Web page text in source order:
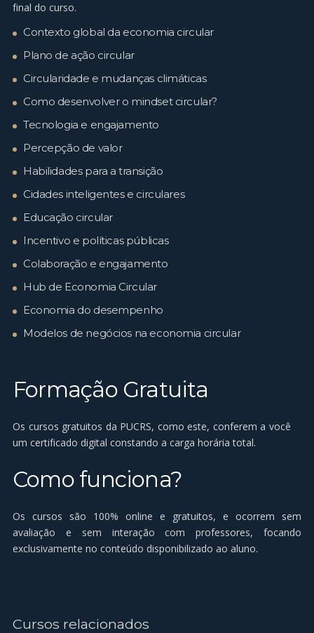
final do curso.
Contexto global da economia circular
Plano de ação circular
Circularidade e mudanças climáticas
Como desenvolver o mindset circular?
Tecnologia e engajamento
Percepção de valor
Habilidades para a transição
Cidades inteligentes e circulares
Educação circular
Incentivo e políticas públicas
Colaboração e engajamento
Hub de Economia Circular
Economia do desempenho
Modelos de negócios na economia circular
Formação Gratuita
Os cursos gratuitos da PUCRS, como este, conferem a você
um certificado digital constando a carga horária total.
Como funciona?
Os cursos são 100% online e gratuitos, e ocorrem sem
avaliaçāo e sem interaçāo com professores, focando
exclusivamente no conteúdo disponibilizado ao aluno.
Cursos relacionados